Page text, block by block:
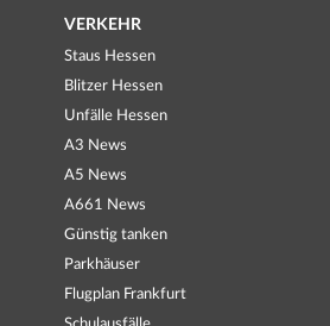
VERKEHR
Staus Hessen
Blitzer Hessen
Unfälle Hessen
A3 News
A5 News
A661 News
Günstig tanken
Parkhäuser
Flugplan Frankfurt